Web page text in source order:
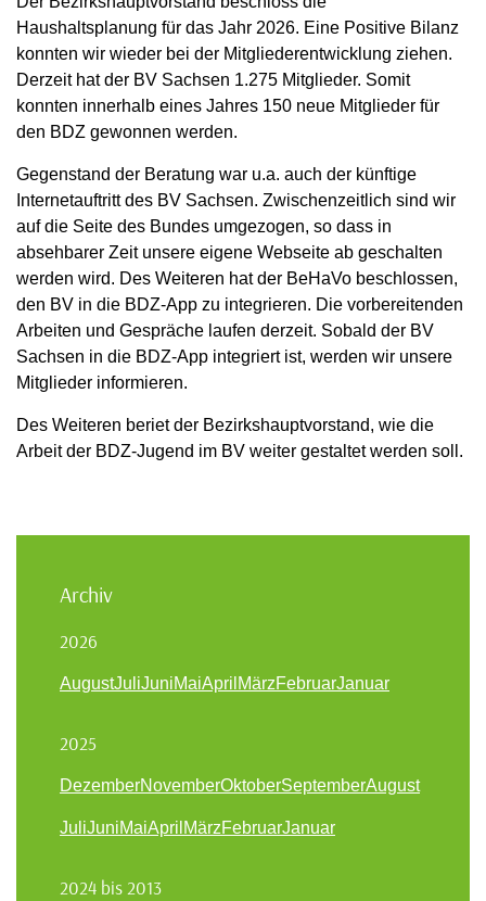
Haushaltsplanung für das Jahr 2026. Eine Positive Bilanz
konnten wir wieder bei der Mitgliederentwicklung ziehen.
Derzeit hat der BV Sachsen 1.275 Mitglieder. Somit
konnten innerhalb eines Jahres 150 neue Mitglieder für
den BDZ gewonnen werden.
Gegenstand der Beratung war u.a. auch der künftige
Internetauftritt des BV Sachsen. Zwischenzeitlich sind wir
auf die Seite des Bundes umgezogen, so dass in
absehbarer Zeit unsere eigene Webseite ab geschalten
werden wird. Des Weiteren hat der BeHaVo beschlossen,
den BV in die BDZ-App zu integrieren. Die vorbereitenden
Arbeiten und Gespräche laufen derzeit. Sobald der BV
Sachsen in die BDZ-App integriert ist, werden wir unsere
Mitglieder informieren.
Des Weiteren beriet der Bezirkshauptvorstand, wie die
Arbeit der BDZ-Jugend im BV weiter gestaltet werden soll.
Archiv
2026
AugustJuliJuniMaiApril MärzFebruarJanuar
2025
DezemberNovemberOktoberSeptemberAugust
JuliJuniMaiApril MärzFebruarJanuar
2024 bis 2013